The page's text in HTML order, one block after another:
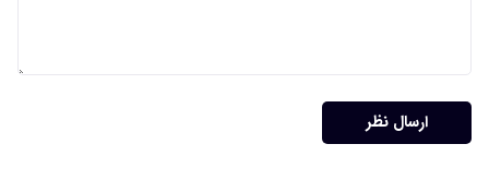
ارسال نظر